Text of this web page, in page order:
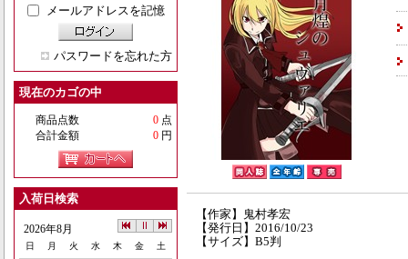
メールアドレスを記憶
パスワードを忘れた方
現在のカゴの中
商品点数 0 点
合計金額
0 円
入荷日検索
2026年8月
日 月 火 水 木 金 土
【作家】鬼村孝宏
【発行日】2016/10/23
【サイズ】B5判